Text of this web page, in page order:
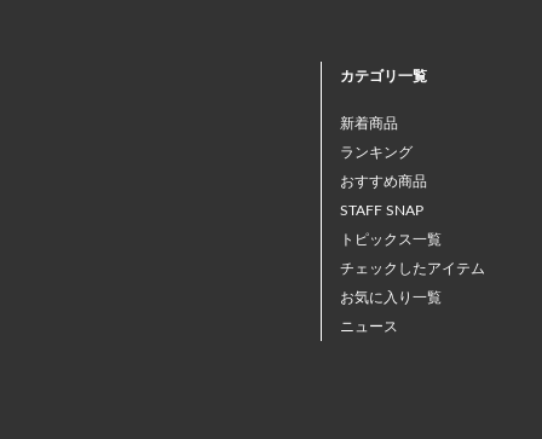
カテゴリ一覧
新着商品
ランキング
おすすめ商品
STAFF SNAP
トピックス一覧
チェックしたアイテム
お気に入り一覧
ニュース